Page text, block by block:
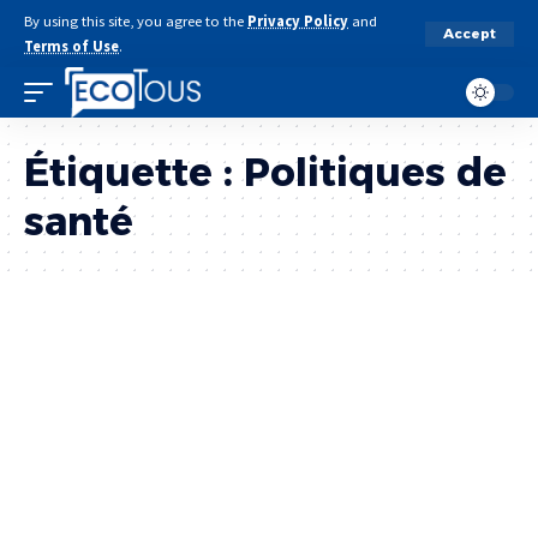
By using this site, you agree to the Privacy Policy and
Terms of Use.
Accept
Étiquette :Politiques de
santé